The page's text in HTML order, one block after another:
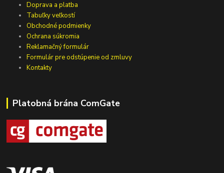
Doprava a platba
Tabuľky veľkostí
Obchodné podmienky
Ochrana súkromia
Reklamačný formulár
Formulár pre odstúpenie od zmluvy
Kontakty
Platobná brána ComGate